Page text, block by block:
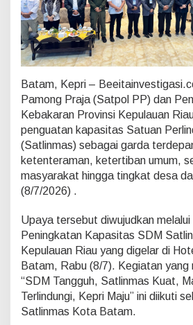
g
P
e
n
g
u
a
t
a
n
K
a
p
s
a
s
a
t
l
i
Batam, Kepri –
Pamong Praja (Satpol PP) dan
Kebakaran Provinsi Kepulauan
penguatan kapasitas Satuan
(Satlinmas) sebagai garda
ketenteraman, ketertiban umum,
masyarakat hingga tingkat desa
(8/7/2026) .
Upaya tersebut diwujudkan
Peningkatan Kapasitas SDM
Kepulauan Riau yang digelar di
Batam, Rabu (8/7). Kegiatan yang
“SDM Tangguh, Satlinmas Kuat,
Terlindungi, Kepri Maju” ini diikuti
Satlinmas Kota Batam.